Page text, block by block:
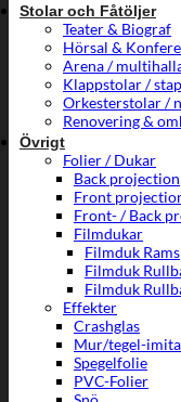
Stolar och Fåtöljer
Teater & Biograf
Hörsal &
Arena /
Klappstolar /
Orkesterstolar /
Renovering &
Övrigt
Folier / Dukar
Back projection
Front
Front- / Back
Filmdukar
Filmduk
Filmduk
Filmduk
Effekter
Crashglas
Mur/tegel-
Spegelfolie
PVC-Folier